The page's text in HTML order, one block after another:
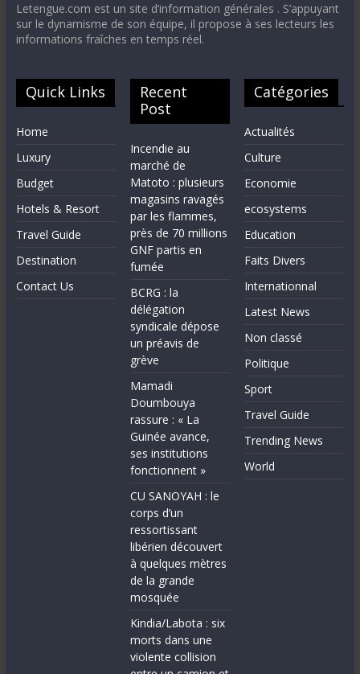
Letengue.com est un site d’information générales . S’appuyant
sur le dynamisme de son équipe, il propose à ses lecteurs les
informations fraîches en temps réel.
Quick Links
Home
Luxury
Budget
Hotels & Resort
Travel Guide
Destination
Contact Us
Recent
Post
Incendie au
marché de
Matoto : plusieurs
magasins ravagés
par les flammes,
près de 70 millions
GNF partis en
fumée
BCRG : la
délégation
syndicale dépose
un préavis de
grève
Mamadi
Doumbouya
rassure : « La
Guinée avance,
ses institutions
fonctionnent »
CU SANOYAH : le
corps d’un
ressortissant
libérien découvert
à quelques mètres
de la grande
mosquée
Kindia/Labota : six
morts dans une
violente collision
Catégories
Actualités
Culture
Economie
ecosystems
Education
Faits Divers
Internationnal
Latest News
Non classé
Politique
Sport
Travel Guide
Trending News
World